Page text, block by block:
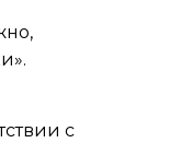
с